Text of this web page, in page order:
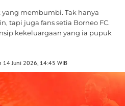
membumbi. Tak hanya
tapi juga fans setia Borneo FC.
kekeluargaan yang ia pupuk
14 Juni 2026, 14:45 WIB